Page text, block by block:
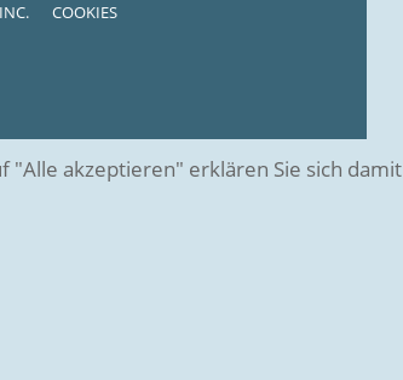
COOKIES
"Alle akzeptieren" erklären Sie sich damit